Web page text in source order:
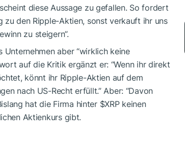
diese Aussage zu gefallen. So fordert
zu den Ripple-Aktien, sonst verkauft ihr uns
zu steigern”.
aber “wirklich keine
auf die Kritik ergänzt er: “Wenn ihr direkt
könnt ihr Ripple-Aktien auf dem
nach US-Recht erfüllt.” Aber: “Davon
hat die Firma hinter $XRPkeinen
Aktienkurs gibt.